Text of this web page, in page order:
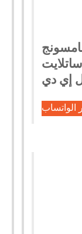
140 شاشة 4K ساتلايت
إي دي
الواتساب